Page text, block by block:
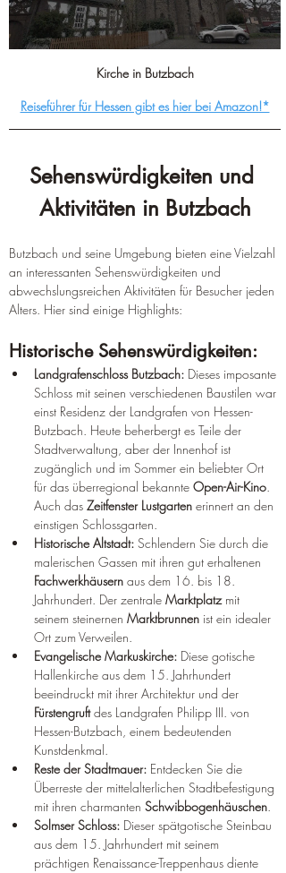
Kirche in Butzbach
Reiseführer für Hessen gibt es hier bei Amazon!*
Sehenswürdigkeiten und
Aktivitäten in Butzbach
Butzbach und seine Umgebung bieten eine Vielzahl
an interessanten Sehenswürdigkeiten und
abwechslungsreichen Aktivitäten für Besucher jeden
Alters. Hier sind einige Highlights:
Historische Sehenswürdigkeiten:
Landgrafenschloss Butzbach: Dieses imposante
Schloss mit seinen verschiedenen Baustilen war
einst Residenz der Landgrafen von Hessen-
Butzbach. Heute beherbergt es Teile der
Stadtverwaltung, aber der Innenhof ist
zugänglich und im Sommer ein beliebter Ort
für das überregional bekannte Open-Air-Kino.
Auch das Zeitfenster Lustgarten erinnert an den
einstigen Schlossgarten.
Historische Altstadt: Schlendern Sie durch die
malerischen Gassen mit ihren gut erhaltenen
Fachwerkhäusern aus dem 16. bis 18.
Jahrhundert. Der zentrale Marktplatz mit
seinem steinernen Marktbrunnen ist ein idealer
Ort zum Verweilen.
Evangelische Markuskirche: Diese gotische
Hallenkirche aus dem 15. Jahrhundert
beeindruckt mit ihrer Architektur und der
Fürstengruft des Landgrafen Philipp III. von
Hessen-Butzbach, einem bedeutenden
Kunstdenkmal.
Reste der Stadtmauer: Entdecken Sie die
Überreste der mittelalterlichen Stadtbefestigung
mit ihren charmanten Schwibbogenhäuschen.
Solmser Schloss: Dieser spätgotische Steinbau
aus dem 15. Jahrhundert mit seinem
prächtigen Renaissance-Treppenhaus diente